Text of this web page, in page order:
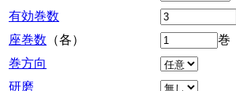
有効巻数
座巻数 （各）
巻
巻方向
研磨